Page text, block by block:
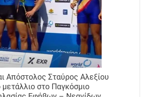
Απόστολος Σταύρος Αλεξίου
στο Παγκόσμιο